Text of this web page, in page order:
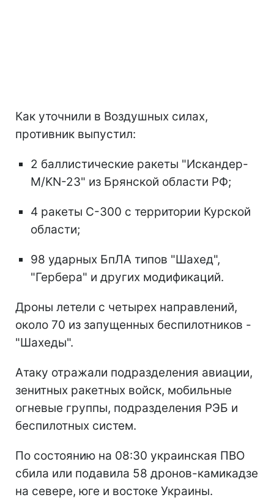
Как уточнили в Воздушных силах,
противник выпустил:
2 баллистические ракеты "Искандер-
М/KN-23" из Брянской области РФ;
4 ракеты С-300 с территории Курской
области;
98 ударных БпЛА типов "Шахед",
"Гербера" и других модификаций.
Дроны летели с четырех направлений,
около 70 из запущенных беспилотников -
"Шахеды".
Атаку отражали подразделения авиации,
зенитных ракетных войск, мобильные
огневые группы, подразделения РЭБ и
беспилотных систем.
По состоянию на 08:30 украинская ПВО
сбила или подавила 58 дронов-камикадзе
на севере, юге и востоке Украины.